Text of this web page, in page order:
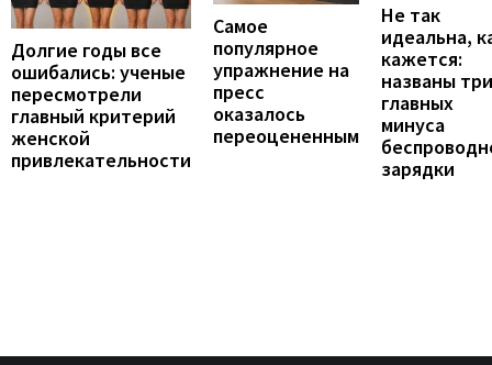
Долгие годы все
ошибались: ученые
пересмотрели
главный критерий
женской
привлекательности
Самое
популярное
упражнение на
пресс
оказалось
переоцененным
Не так
идеальна,
кажется:
названы три
главных
минуса
зарядки